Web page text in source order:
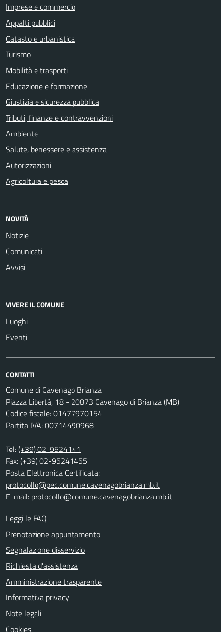
Imprese e commercio
Appalti pubblici
Catasto e urbanistica
Turismo
Mobilità e trasporti
Educazione e formazione
Giustizia e sicurezza pubblica
Tributi, finanze e contravvenzioni
Ambiente
Salute, benessere e assistenza
Autorizzazioni
Agricoltura e pesca
NOVITÀ
Notizie
Comunicati
Avvisi
VIVERE IL COMUNE
Luoghi
Eventi
CONTATTI
Comune di Cavenago Brianza
Piazza Libertà, 18 - 20873 Cavenago di Brianza (MB)
Codice fiscale: 01477970154
Partita IVA: 00714490968
Tel:(+39) 02-9524141
Fax: (+39) 02-95241455
Posta Elettronica Certificata:
protocollo@pec.comune.cavenagobrianza.mb.it
E-mail: protocollo@comune.cavenagobrianza.mb.it
Leggi le FAQ
Prenotazione appuntamento
Segnalazione disservizio
Richiesta d'assistenza
Amministrazione trasparente
Informativa privacy
Note legali
Cookies